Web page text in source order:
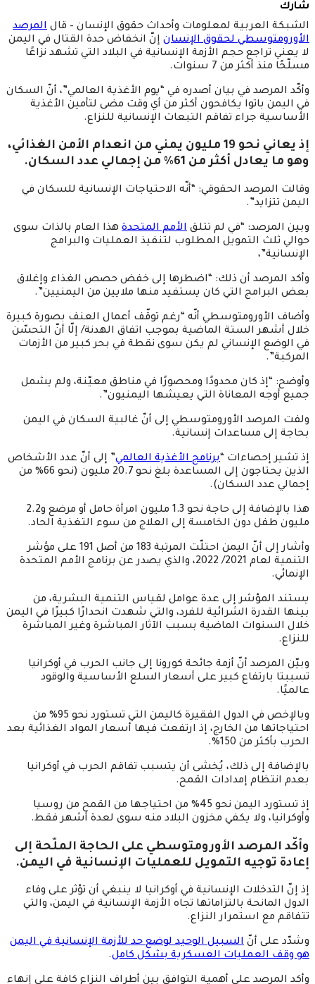
شارك
الشبكة العربية لمعلومات وأحداث حقوق الإنسان – قال المرصد
الأورومتوسطي لحقوق الإنسان إنّ انخفاض حدة القتال في اليمن
لا يعني تراجع حجم الأزمة الإنسانية في البلاد التي تشهد نزاعًا
مسلّحًا منذ أكثر من 7 سنوات.
وأكّد المرصد في بيان أصدره في “يوم الأغذية العالمي”، أنّ السكان
في اليمن باتوا يكافحون أكثر من أي وقت مضى لتأمين الأغذية
الأساسية جراء تفاقم التبعات الإنسانية للنزاع.
إذ يعاني نحو 19 مليون يمني من انعدام الأمن الغذائي،
وهو ما يعادل أكثر من 61% من إجمالي عدد السكان.
وقالت المرصد الحقوقي: “أنّه الاحتياجات الإنسانية للسكان في
اليمن تتزايد”.
وبين المرصد: “في لم تتلق الأمم المتحدة هذا العام بالذات سوى
حوالي ثلث التمويل المطلوب لتنفيذ العمليات والبرامج
الإنسانية”،
وأكد المرصد أن ذلك: “اضطرها إلى خفض حصص الغذاء وإغلاق
بعض البرامج التي كان يستفيد منها ملايين من اليمنيين”.
وأضاف الأورومتوسطي أنّه “رغم توقّف أعمال العنف بصورة كبيرة
خلال أشهر الستة الماضية بموجب اتفاق الهدنة/ إلّا أنّ التحسّن
في الوضع الإنساني لم يكن سوى نقطة في بحر كبير من الأزمات
المركبة”.
وأوضح: “إذ كان محدودًا ومحصورًا في مناطق معيّنة، ولم يشمل
جميع أوجه المعاناة التي يعيشها اليمنيون”.
ولفت المرصد الأورومتوسطي إلى أنّ غالبية السكان في اليمن
بحاجة إلى مساعدات إنسانية.
إذ تشير إحصاءات “برنامج الأغذية العالمي” إلى أنّ عدد الأشخاص
الذين يحتاجون إلى المساعدة بلغ نحو 20.7 مليون (نحو 66% من
إجمالي عدد السكان).
هذا بالإضافة إلى حاجة نحو 1.3 مليون امرأة حامل أو مرضع و2.2
مليون طفل دون الخامسة إلى العلاج من سوء التغذية الحاد.
وأشار إلى أنّ اليمن احتلّت المرتبة 183 من أصل 191 على مؤشر
التنمية لعام 2021/ 2022، والذي يصدر عن برنامج الأمم المتحدة
الإنمائي.
يستند المؤشر إلى عدة عوامل لقياس التنمية البشرية، من
بينها القدرة الشرائية للفرد، والتي شهدت انحدارًا كبيرًا في اليمن
خلال السنوات الماضية بسبب الآثار المباشرة وغير المباشرة
للنزاع.
وبيّن المرصد أنّ أزمة جائحة كورونا إلى جانب الحرب في أوكرانيا
تسببتا بارتفاع كبير على أسعار السلع الأساسية والوقود
عالميًا.
وبالإخص في الدول الفقيرة كاليمن التي تستورد نحو 95% من
احتياجاتها من الخارج، إذ ارتفعت فيها أسعار المواد الغذائية بعد
الحرب بأكثر من 150%.
بالإضافة إلى ذلك، يُخشى أن يتسبب تفاقم الحرب في أوكرانيا
بعدم انتظام إمدادات القمح.
إذ تستورد اليمن نحو 45% من احتياجها من القمح من روسيا
وأوكرانيا، ولا يكفي مخزون البلاد منه سوى لعدة أشهر فقط.
وأكّد المرصد الأورومتوسطي على الحاجة الملّحة إلى
إعادة توجيه التمويل للعمليات الإنسانية في اليمن.
إذ إنّ التدخلات الإنسانية في أوكرانيا لا ينبغي أن تؤثر على وفاء
الدول المانحة بالتزاماتها تجاه الأزمة الإنسانية في اليمن، والتي
تتفاقم مع استمرار النزاع.
وشدّد على أنّ السبيل الوحيد لوضع حد للأزمة الإنسانية في اليمن
هو وقف العمليات العسكرية بشكل كامل.
وأكد المرصد على أهمية التوافق بين أطراف النزاع كافة على إنهاء